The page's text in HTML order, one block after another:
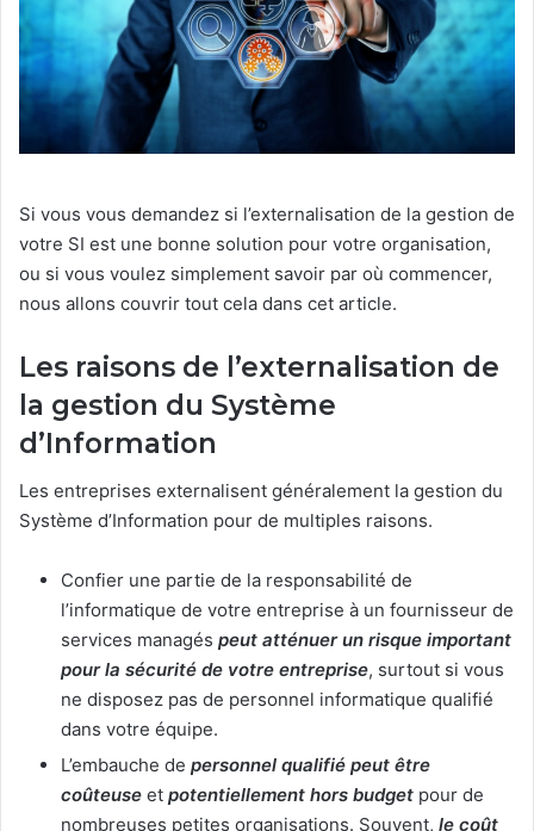
Si vous vous demandez si l’externalisation de la gestion de
votre SI est une bonne solution pour votre organisation,
ou si vous voulez simplement savoir par où commencer,
nous allons couvrir tout cela dans cet article.
Les raisons de l’externalisation de
la gestion du Système
d’Information
Les entreprises externalisent généralement la gestion du
Système d’Information pour de multiples raisons.
Confier une partie de la responsabilité de
l’informatique de votre entreprise à un fournisseur de
services managés peut atténuer un risque important
pour la sécurité de votre entreprise, surtout si vous
ne disposez pas de personnel informatique qualifié
dans votre équipe.
L’embauche de personnel qualifié peut être
coûteuse et potentiellement hors budget pour de
nombreuses petites organisations. Souvent, le coût